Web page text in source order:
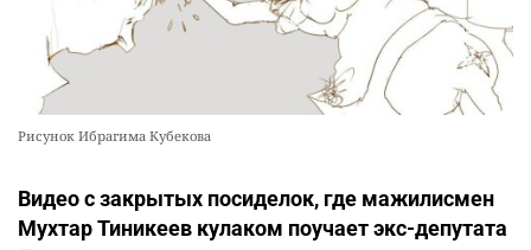
Рисунок Ибрагима Кубекова
Видео с закрытых посиделок, где мажилисмен
Мухтар Тиникеев кулаком поучает экс-депутата